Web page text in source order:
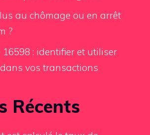
au chômage ou en arrêt
?
: identifier et utiliser
vos transactions
Récents